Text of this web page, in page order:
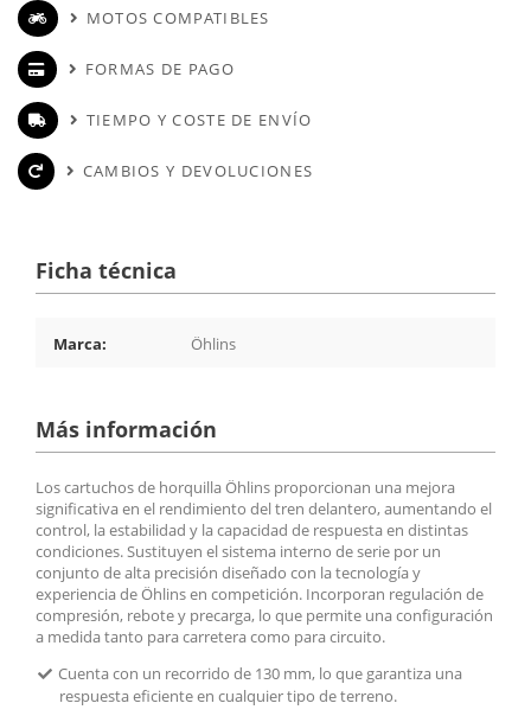
MOTOS COMPATIBLES
FORMAS DE PAGO
TIEMPO Y COSTE DE ENVÍO
CAMBIOS Y DEVOLUCIONES
Ficha técnica
Marca: Öhlins
Más información
Los cartuchos de horquilla Öhlins proporcionan una mejora
significativa en el rendimiento del tren delantero, aumentando el
control, la estabilidad y la capacidad de respuesta en distintas
condiciones. Sustituyen el sistema interno de serie por un
conjunto de alta precisión diseñado con la tecnología y
experiencia de Öhlins en competición. Incorporan regulación de
compresión, rebote y precarga, lo que permite una configuración
a medida tanto para carretera como para circuito.
Cuenta con un recorrido de 130 mm, lo que garantiza una
respuesta eficiente en cualquier tipo de terreno.